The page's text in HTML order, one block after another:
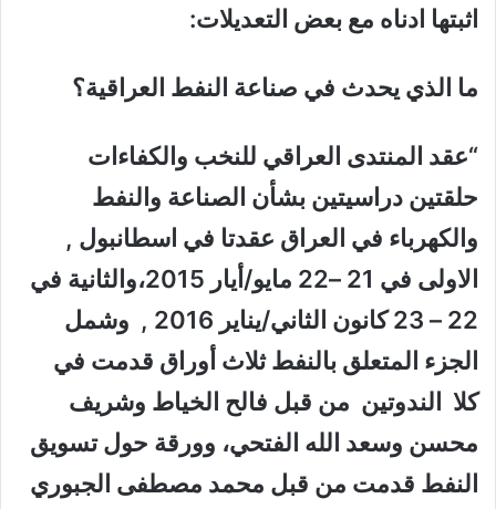
اثبتها ادناه مع بعض التعديلات:
ما الذي يحدث في صناعة النفط العراقية؟
“عقد المنتدى العراقي للنخب والكفاءات
حلقتين دراسيتين بشأن الصناعة والنفط
والكهرباء في العراق عقدتا في اسطانبول ,
الاولى في 21 –22 مايو/أيار 2015،والثانية في
22 – 23 كانون الثاني/يناير 2016 , وشمل
الجزء المتعلق بالنفط ثلاث أوراق قدمت في
كلا الندوتين من قبل فالح الخياط وشريف
محسن وسعد الله الفتحي، وورقة حول تسويق
النفط قدمت من قبل محمد مصطفى الجبوري